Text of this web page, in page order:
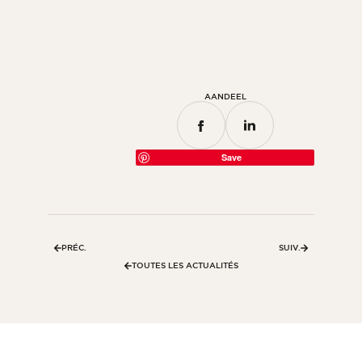
Per buitenruimte
Buitenfaciliteiten
AANDEEL
Save
TOUTES LES ACTUALITÉS
PRÉC. SUIV.